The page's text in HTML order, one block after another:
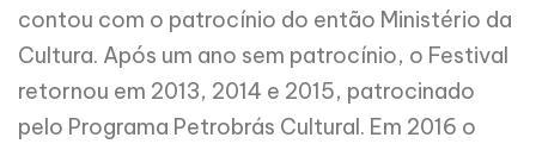
contou com o patrocínio do então Ministério da
Cultura. Após um ano sem patrocínio, o Festival
retornou em 2013, 2014 e 2015, patrocinado
pelo Programa Petrobrás Cultural. Em 2016 o